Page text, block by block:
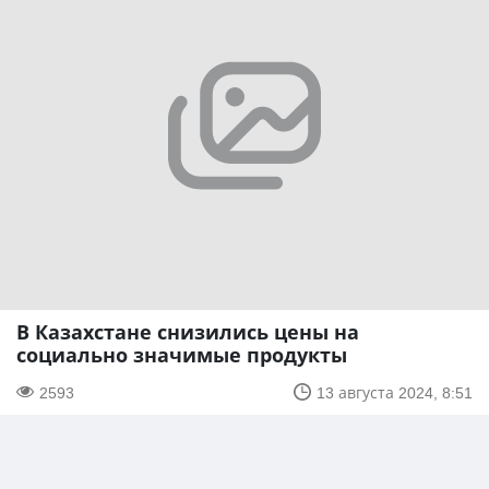
В Казахстане снизились цены на
социально значимые продукты
2593 13 августа 2024, 8:51